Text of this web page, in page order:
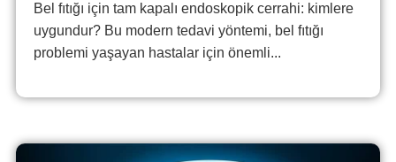
Bel fıtığı için tam kapalı endoskopik cerrahi: kimlere
uygundur? Bu modern tedavi yöntemi, bel fıtığı
problemi yaşayan hastalar için önemli...